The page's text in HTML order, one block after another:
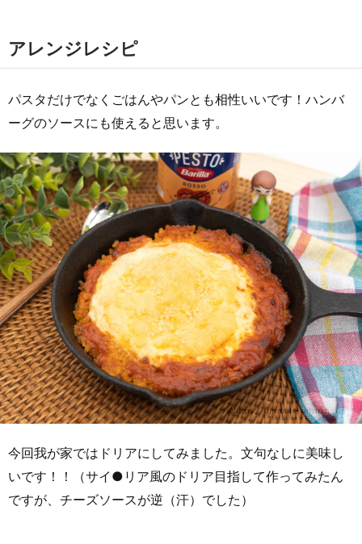
アレンジレシピ
パスタだけでなくごはんやパンとも相性いいです！ハンバ
ーグのソースにも使えると思います。
今回我が家ではドリアにしてみました。文句なしに美味し
いです！！（サイ●リア風のドリア目指して作ってみたん
ですが、チーズソースが逆（汗）でした）